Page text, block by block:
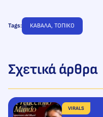
Tags: ΚΑΒΑΛΑ, ΤΟΠΙΚΟ
Σχετικά άρθρα
VIRALS